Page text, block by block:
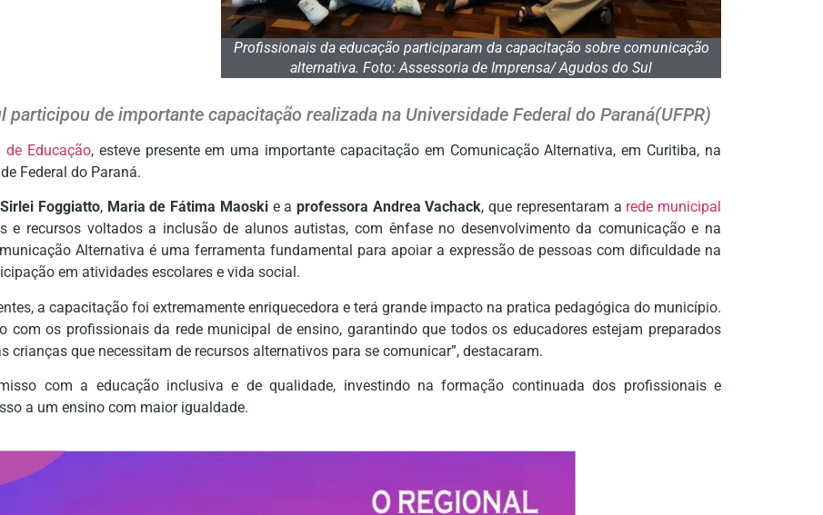
Profissionais da educação participaram da capacitação sobre comunicação
alternativa. Foto: Assessoria de Imprensa/ Agudos do Sul
de importante capacitação realizada na Universidade Federal do Paraná(UFPR)
de Educação, esteve presente em uma importante capacitação em Comunicação Alternativa, em Curitiba, na
Federal do Paraná.
Foggiatto, Maria de Fátima Maoskie aprofessora Andrea Vachack, que representaram a rede municipal
e recursos voltados a inclusão de alunos autistas, com ênfase no desenvolvimento da comunicação e na
Alternativa é uma ferramenta fundamental para apoiar a expressão de pessoas com dificuldade na
em atividades escolares e vida social.
a capacitação foi extremamente enriquecedora e terá grande impacto na pratica pedagógica do município.
com os profissionais da rede municipal de ensino, garantindo que todos os educadores estejam preparados
crianças que necessitam de recursos alternativos para se comunicar”, destacaram.
com a educação inclusiva e de qualidade, investindo na formação continuada dos profissionais e
a um ensino com maior igualdade.